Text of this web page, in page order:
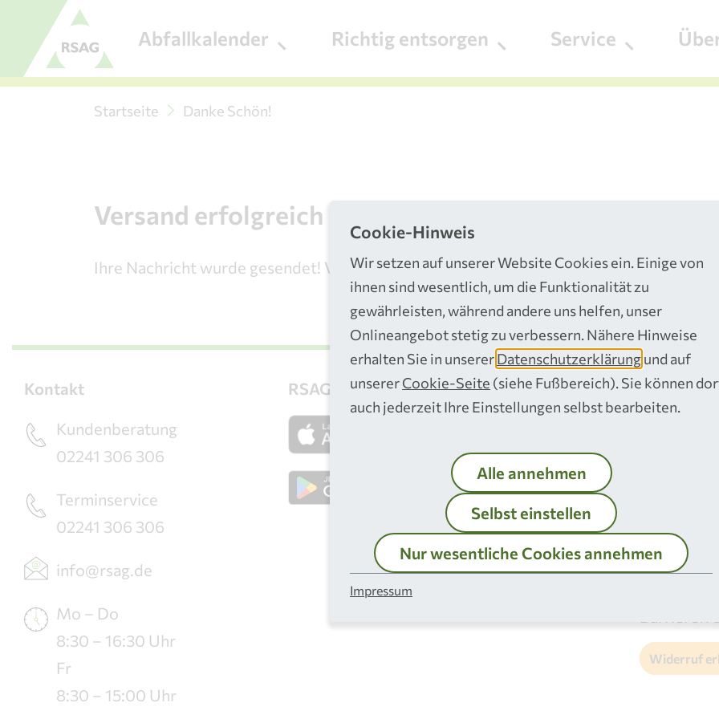
Zum Menü
Zum Inhalt
Abfallkalender Richtig entsorgen Service
Startseite Danke Schön!
Versand erfolgreich
Ihre Nachricht wurde gesendet! Vielen Dank!
Kontakt
Kundenberatung
02241 306 306
Terminservice
02241 306 306
info@rsag.de
Mo – Do
8:30 – 16:30 Uhr
Fr
8:30 – 15:00 Uhr
RSAG-App Sprachen
Widerruf
Cookie-Hinweis
Wir setzen auf unserer Website Cookies ein. Einige von
ihnen sind wesentlich, um die Funktionalität zu
gewährleisten, während andere uns helfen, unser
Onlineangebot stetig zu verbessern. Nähere Hinweise
erhalten Sie in unsererDatenschutzerklärungund auf
unsererCookie-Seite (siehe Fußbereich). Sie können
auch jederzeit Ihre Einstellungen selbst bearbeiten.
Alle annehmen
Selbst einstellen
Nur wesentliche Cookies annehmen
Impressum